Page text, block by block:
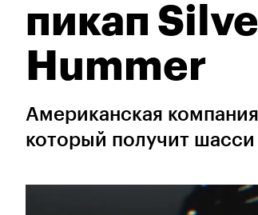
пикап
Hummer
Американская
который получит